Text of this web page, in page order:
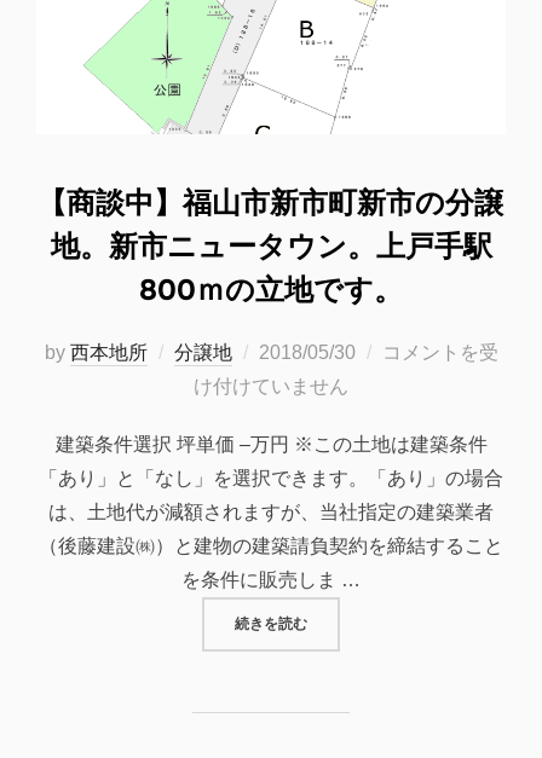
【商談中】福山市新市町新市の分譲
地。新市ニュータウン。上戸手駅
800ｍの立地です。
by 西本地所 分譲地
投
稿
2018/05/30
コメントを受
け付けていません
建築条件選択 坪単価 –万円 ※この土地は建築条件
「あり」と「なし」を選択できます。「あり」の場合
は、土地代が減額されますが、当社指定の建築業者
（後藤建設㈱）と建物の建築請負契約を締結すること
を条件に販売しま …
続きを読む“【商談中】福山市新市町新市の分